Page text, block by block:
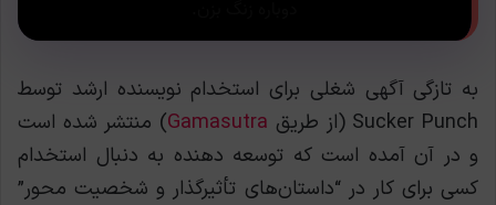
به تازگی آگهی شغلی برای استخدام نویسنده ارشد توسط
Sucker Punch (از طریق
Gamasutra) منتشر شده است
و در آن آمده است که توسعه دهنده به دنبال استخدام
کسی برای کار در “داستان‌های تأثیرگذار و شخصیت محور”